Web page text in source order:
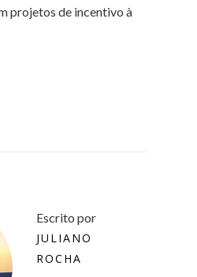
projetos de incentivo à
Escrito por
JULIANO
ROCHA